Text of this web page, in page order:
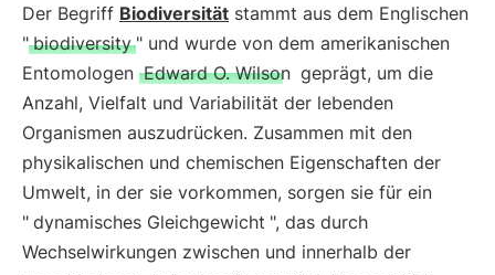
Der Begriff Biodiversität stammt aus dem Englischen
" biodiversity " und wurde von dem amerikanischen
Entomologen Edward O. Wilson geprägt, um die
Anzahl, Vielfalt und Variabilität der lebenden
Organismen auszudrücken. Zusammen mit den
physikalischen und chemischen Eigenschaften der
Umwelt, in der sie vorkommen, sorgen sie für ein
" dynamisches Gleichgewicht ", das durch
Wechselwirkungen zwischen und innerhalb der